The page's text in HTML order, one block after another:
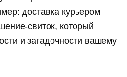
доставка курьером
свиток, который
и загадочности вашему